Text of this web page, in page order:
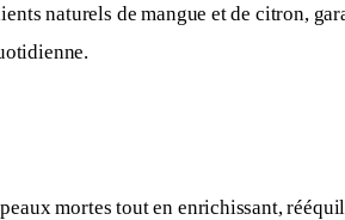
naturels de mangue et de citron,
mortes tout en enrichissant,